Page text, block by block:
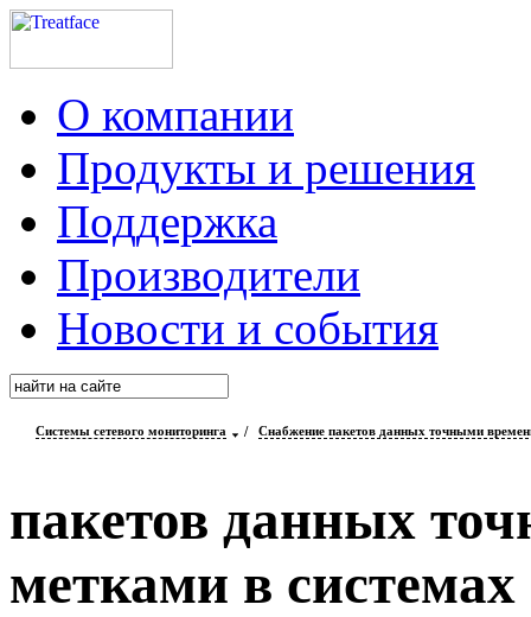
О компании
Продукты и решения
Поддержка
Производители
Новости и события
Системы сетевого мониторинга / Снабжение пакетов данных точными
пакетов данных
метками в системах